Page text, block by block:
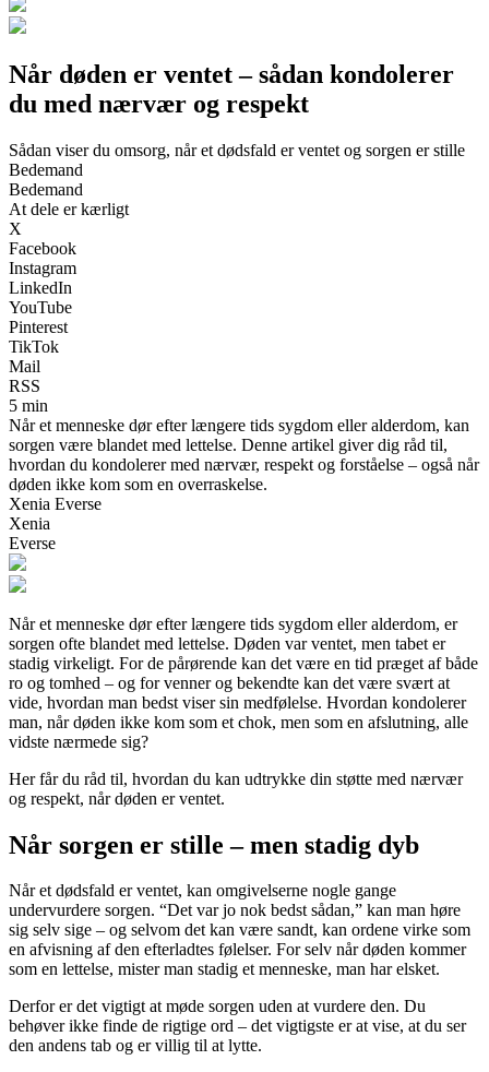
Når døden er ventet – sådan kondolerer
du med nærvær og respekt
Sådan viser du omsorg, når et dødsfald er ventet og sorgen er stille
Bedemand
Bedemand
At dele er kærligt
X
Facebook
Instagram
LinkedIn
YouTube
Pinterest
TikTok
Mail
RSS
5 min
Når et menneske dør efter længere tids sygdom eller alderdom, kan
sorgen være blandet med lettelse. Denne artikel giver dig råd til,
hvordan du kondolerer med nærvær, respekt og forståelse – også når
døden ikke kom som en overraskelse.
Xenia Everse
Xenia
Everse
Når et menneske dør efter længere tids sygdom eller alderdom, er
sorgen ofte blandet med lettelse. Døden var ventet, men tabet er
stadig virkeligt. For de pårørende kan det være en tid præget af både
ro og tomhed – og for venner og bekendte kan det være svært at
vide, hvordan man bedst viser sin medfølelse. Hvordan kondolerer
man, når døden ikke kom som et chok, men som en afslutning, alle
vidste nærmede sig?
Her får du råd til, hvordan du kan udtrykke din støtte med nærvær
og respekt, når døden er ventet.
Når sorgen er stille – men stadig dyb
Når et dødsfald er ventet, kan omgivelserne nogle gange
undervurdere sorgen. “Det var jo nok bedst sådan,” kan man høre
sig selv sige – og selvom det kan være sandt, kan ordene virke som
en afvisning af den efterladtes følelser. For selv når døden kommer
som en lettelse, mister man stadig et menneske, man har elsket.
Derfor er det vigtigt at møde sorgen uden at vurdere den. Du
behøver ikke finde de rigtige ord – det vigtigste er at vise, at du ser
den andens tab og er villig til at lytte.